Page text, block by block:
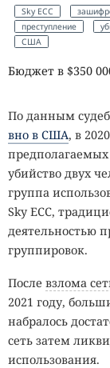
Sky ECC
преступление
США
Бюджет в $350
По данным
вно в США, в
убийство двух
группа
Sky ECC,
деятельностью
группировок.
После взлома
2021 году,
набралось
сеть затем
использования.